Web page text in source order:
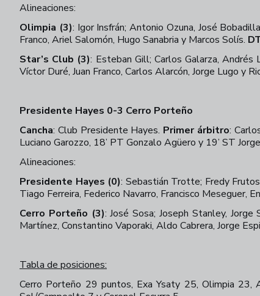
Alineaciones:
Olimpia (3): Igor Insfrán; Antonio Ozuna, José
Franco, Ariel Salomón, Hugo Sanabria y Marcos Solís.
Star’s Club (3): Esteban Gill; Carlos Galarza,
Víctor Duré, Juan Franco, Carlos Alarcón, Jorge Lugo y
Presidente Hayes 0-3 Cerro Porteño
Cancha: Club Presidente Hayes. Primer árbitro:
Luciano Garozzo, 18’ PT Gonzalo Agüero y 19’ ST
Alineaciones:
Presidente Hayes (0): Sebastián Trotte; Fredy
Tiago Ferreira, Federico Navarro, Francisco Meseguer,
Cerro Porteño (3):José Sosa; Joseph Stanley,
Martínez, Constantino Vaporaki, Aldo Cabrera, Jorge
Tabla de posiciones:
Cerro Porteño 29 puntos, Exa Ysaty 25, Olimpia